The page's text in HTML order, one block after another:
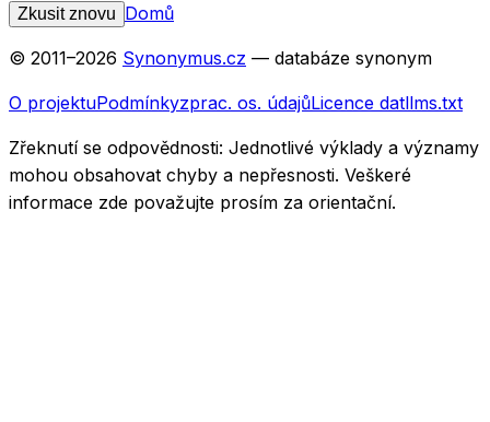
Zkusit znovu Domů
© 2011–2026 Synonymus.cz — databáze synonym
O projektuPodmínkyzprac. os. údajůLicence datllms.txt
Zřeknutí se odpovědnosti: Jednotlivé výklady a významy
mohou obsahovat chyby a nepřesnosti. Veškeré
informace zde považujte prosím za orientační.